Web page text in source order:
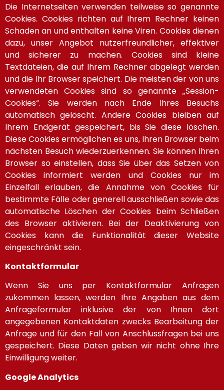
Die Internetseiten verwenden teilweise so genannte
Cookies. Cookies richten auf Ihrem Rechner keinen
Schaden an und enthalten keine Viren. Cookies dienen
dazu, unser Angebot nutzerfreundlicher, effektiver
und sicherer zu machen. Cookies sind kleine
Textdateien, die auf Ihrem Rechner abgelegt werden
und die Ihr Browser speichert. Die meisten der von uns
verwendeten Cookies sind so genannte „Session-
Cookies“. Sie werden nach Ende Ihres Besuchs
automatisch gelöscht. Andere Cookies bleiben auf
Ihrem Endgerät gespeichert, bis Sie diese löschen.
Diese Cookies ermöglichen es uns, Ihren Browser beim
nächsten Besuch wiederzuerkennen. Sie können Ihren
Browser so einstellen, dass Sie über das Setzen von
Cookies informiert werden und Cookies nur im
Einzelfall erlauben, die Annahme von Cookies für
bestimmte Fälle oder generell ausschließen sowie das
automatische Löschen der Cookies beim Schließen
des Browser aktivieren. Bei der Deaktivierung von
Cookies kann die Funktionalität dieser Website
eingeschränkt sein.
Kontaktformular
Wenn Sie uns per Kontaktformular Anfragen
zukommen lassen, werden Ihre Angaben aus dem
Anfrageformular inklusive der von Ihnen dort
angegebenen Kontaktdaten zwecks Bearbeitung der
Anfrage und für den Fall von Anschlussfragen bei uns
gespeichert. Diese Daten geben wir nicht ohne Ihre
Einwilligung weiter.
Google Analytics